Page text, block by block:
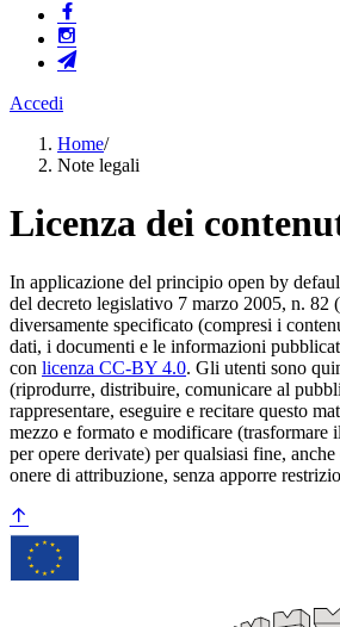
Accedi
Home/
Note legali
Licenza dei
In applicazione del principio open by
del decreto legislativo 7 marzo 2005, n. 82
diversamente specificato (compresi i
dati, i documenti e le informazioni
con licenza CC-BY 4.0. Gli utenti sono
(riprodurre, distribuire, comunicare al
rappresentare, eseguire e recitare questo
mezzo e formato e modificare (trasformare
per opere derivate) per qualsiasi fine,
onere di attribuzione, senza apporre